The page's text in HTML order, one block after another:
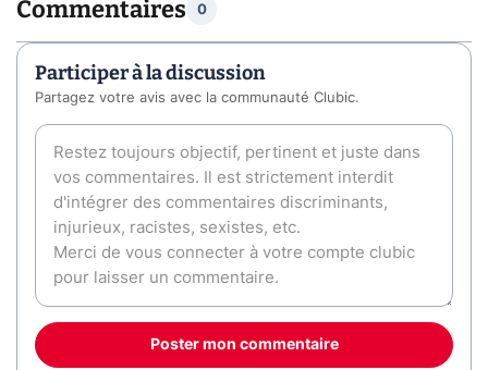
Commentaires 0
Participer à la discussion
Partagez votre avis avec la communauté Clubic.
Poster mon commentaire